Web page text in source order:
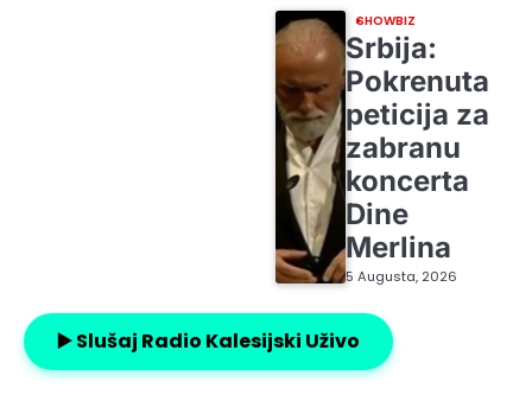
SHOWBIZ
Srbija:
Pokrenuta
peticija za
zabranu
koncerta
Dine
Merlina
5 Augusta, 2026
▶️ Slušaj Radio Kalesijski Uživo